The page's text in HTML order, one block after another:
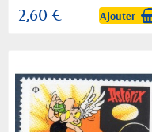
2,60 € Ajouter